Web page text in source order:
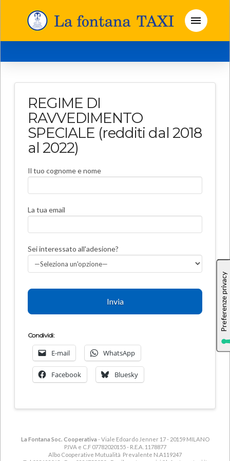
REGIME DI
RAVVEDIMENTO
SPECIALE (redditi dal 2018
al 2022)
Il tuo cognome e nome
La tua email
Sei interessato all'adesione?
Condividi:
E-mail WhatsApp
Facebook Bluesky
La Fontana Soc. Cooperativa - Viale Edoardo Jenner 17 - 20159 MILANO
P.IVA e C.F 07782020155 - R.E.A. 1178877
Albo Cooperative Mutualità Prevalente N.A119247